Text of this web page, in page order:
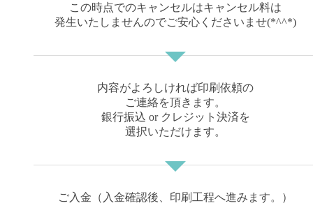
この時点でのキャンセルはキャンセル料は
発生いたしませんのでご安心くださいませ(*^^*)
内容がよろしければ印刷依頼の
ご連絡を頂きます。
銀行振込 or クレジット決済を
選択いただけます。
ご入金（入金確認後、印刷工程へ進みます。）